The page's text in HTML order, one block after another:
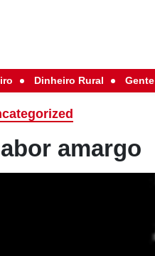
Dinheiro Rural Gente
amargo